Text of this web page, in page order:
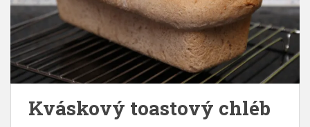
Kváskový toastový chléb